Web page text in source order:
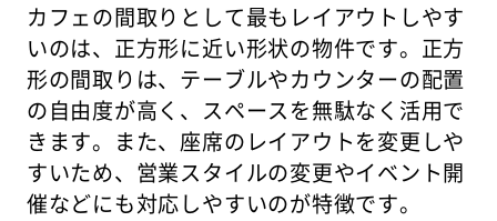
カフェの間取りとして最もレイアウトしやす
いのは、正方形に近い形状の物件です。正方
形の間取りは、テーブルやカウンターの配置
の自由度が高く、スペースを無駄なく活用で
きます。また、座席のレイアウトを変更しや
すいため、営業スタイルの変更やイベント開
催などにも対応しやすいのが特徴です。